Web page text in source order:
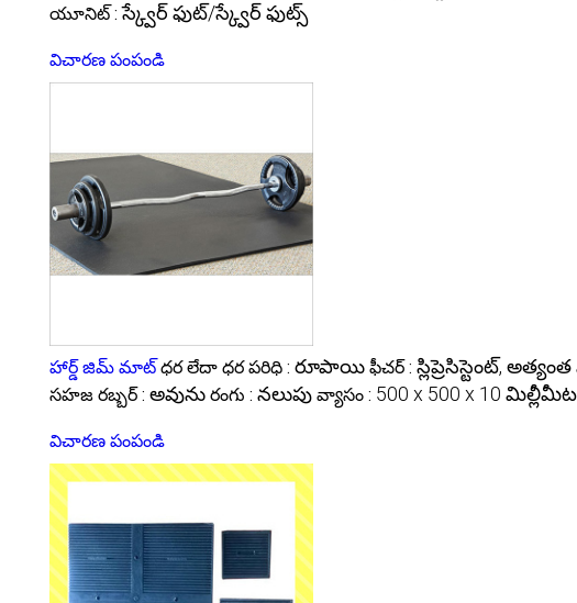
యూనిట్ :స్క్వేర్ ఫుట్/స్క్వేర్ ఫుట్స్
విచారణ పంపండి
హార్డ్ జిమ్ మాట్ ధర లేదా ధర పరిధి : రూపాయి ఫీచర్ : స్లిప్రెసిస్టెంట్,
సహజ రబ్బర్ : అవును రంగు : నలుపు వ్యాసం : 500 x 500 x 10
విచారణ పంపండి